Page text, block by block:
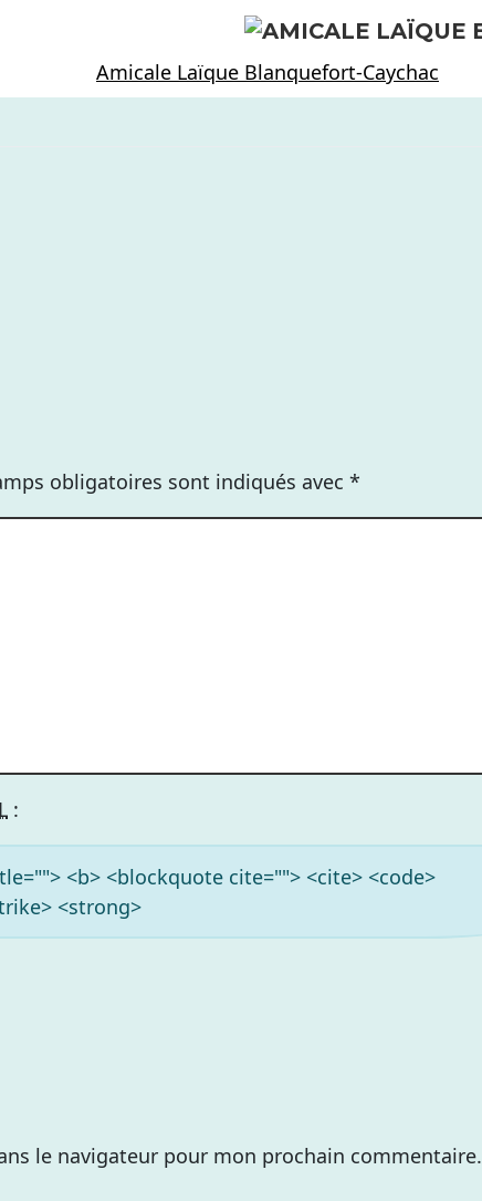
Amicale Laïque Blanquefort-Caychac
obligatoires sont indiqués avec *
:
<b> <blockquote cite=""> <cite> <code>
<strong>
le navigateur pour mon prochain commentaire.